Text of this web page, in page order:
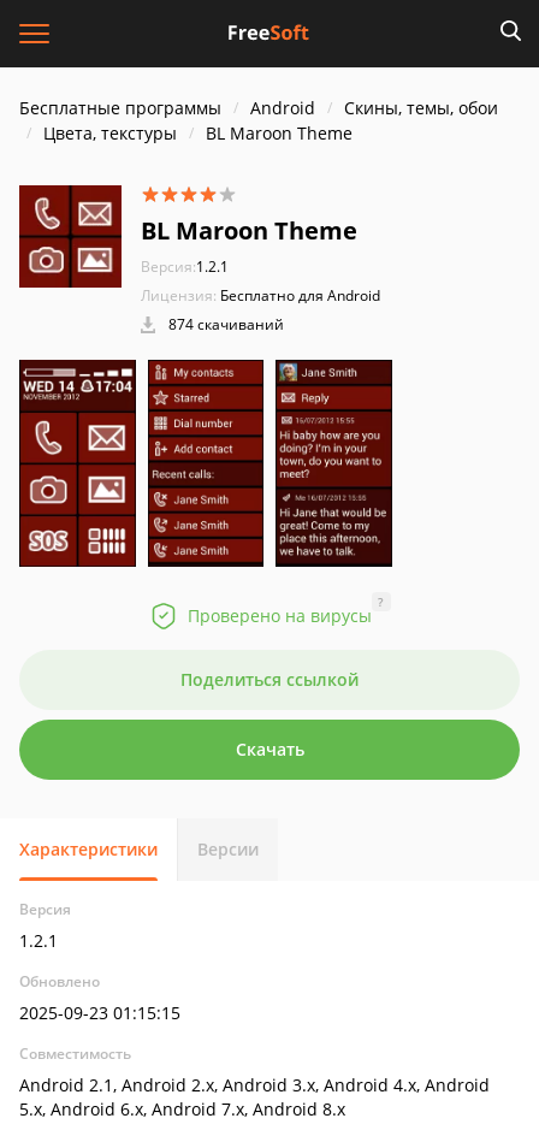
Бесплатные программы Android
Скины, темы, обои
Цвета, текстуры
BL Maroon Theme
BL Maroon Theme
Версия:1.2.1
Лицензия: Бесплатно для Android
874 скачиваний
Проверено на вирусы
?
Поделиться ссылкой
Скачать
Характеристики Версии
Версия
1.2.1
Обновлено
2025-09-23 01:15:15
Совместимость
Android 2.1, Android 2.x, Android 3.x, Android 4.x, Android
5.x, Android 6.x, Android 7.x, Android 8.x